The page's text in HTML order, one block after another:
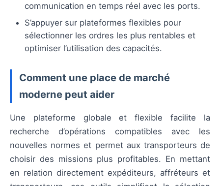
communication en temps réel avec les ports.
S’appuyer sur plateformes flexibles pour
sélectionner les ordres les plus rentables et
optimiser l’utilisation des capacités.
Comment une place de marché
moderne peut aider
Une plateforme globale et flexible facilite la
recherche d’opérations compatibles avec les
nouvelles normes et permet aux transporteurs de
choisir des missions plus profitables. En mettant
en relation directement expéditeurs, affréteurs et